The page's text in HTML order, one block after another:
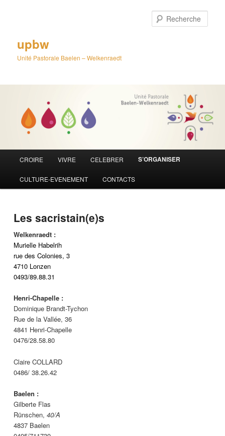
upbw
Unité Pastorale Baelen – Welkenraedt
principal
CROIRE VIVRE CELEBRER S’ORGANISER
CULTURE-EVENEMENT CONTACTS
Les sacristain(e)s
Welkenraedt :
Murielle Habelrih
rue des Colonies, 3
4710 Lonzen
0493/89.88.31
Henri-Chapelle :
Dominique Brandt-Tychon
Rue de la Vallée, 36
4841 Henri-Chapelle
0476/28.58.80
Claire COLLARD
0486/ 38.26.42
Baelen :
Gilberte Flas
Rünschen,40/A
4837 Baelen